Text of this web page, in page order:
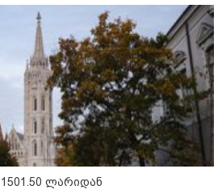
თბილისი - რომი 799.30 ლარიდან
ლარიდან